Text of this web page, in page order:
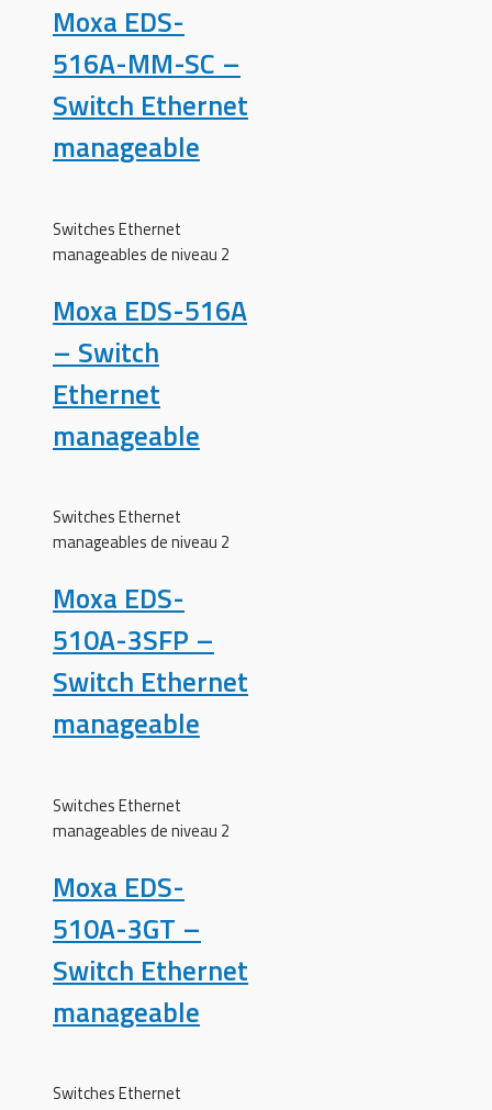
Moxa EDS-
516A-MM-SC –
Switch Ethernet
manageable
Switches Ethernet
manageables de niveau 2
Moxa EDS-516A
– Switch
Ethernet
manageable
Switches Ethernet
manageables de niveau 2
Moxa EDS-
510A-3SFP –
Switch Ethernet
manageable
Switches Ethernet
manageables de niveau 2
Moxa EDS-
510A-3GT –
Switch Ethernet
manageable
Switches Ethernet